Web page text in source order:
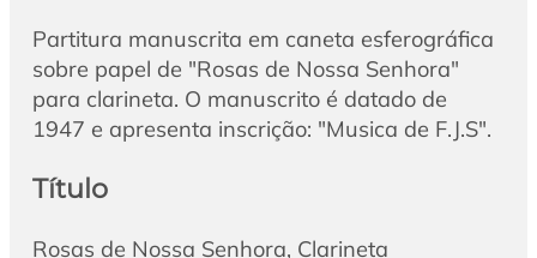
Partitura manuscrita em caneta esferográfica
sobre papel de "Rosas de Nossa Senhora"
para clarineta. O manuscrito é datado de
1947 e apresenta inscrição: "Musica de F.J.S".
Título
Rosas de Nossa Senhora, Clarineta